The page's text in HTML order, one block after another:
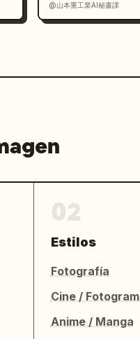
@山本重工業AI秘書課
Estilos
Fotografía
Cine /
Anime / Manga